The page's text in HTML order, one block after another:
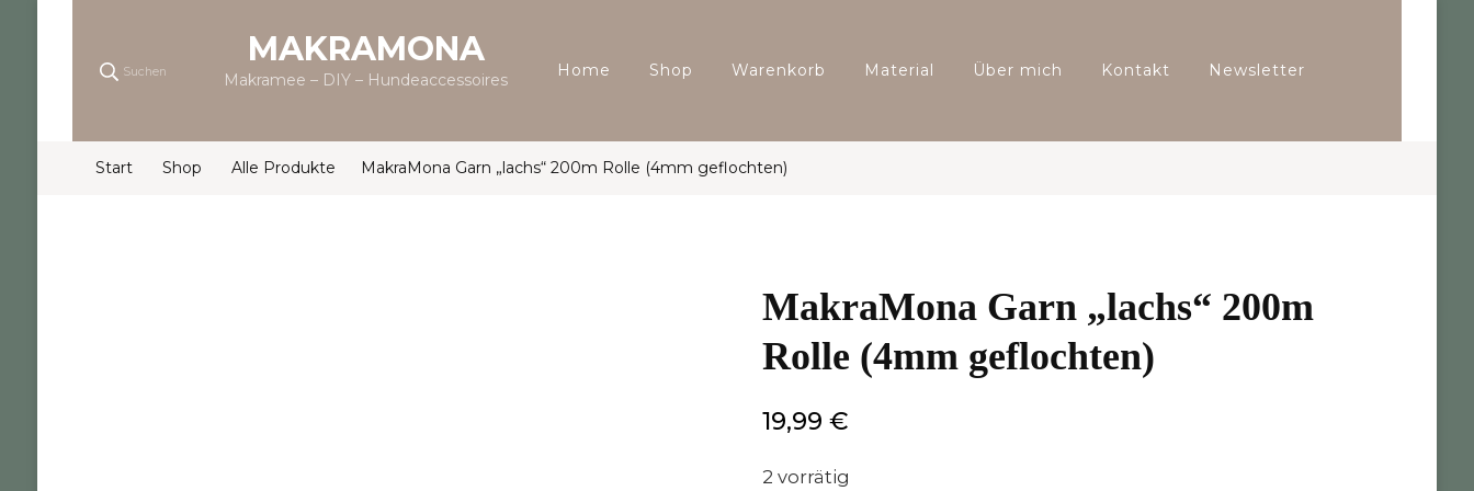
Suchen
MAKRAMONA
Makramee – DIY – Hundeaccessoires Home Shop Warenkorb Material Über mich Kontakt Newsletter
Start Shop Alle Produkte MakraMona Garn „lachs“ 200m Rolle (4mm geflochten)
MakraMona Garn „lachs“ 200m
Rolle (4mm geflochten)
19,99€
2 vorrätig